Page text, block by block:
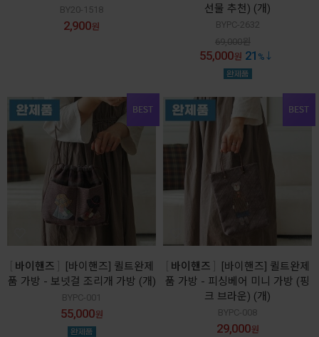
BY20-1518
2,900원
선물 추천) (개)
BYPC-2632
69,000원
55,000원 21 %
바이핸즈
[바이핸즈] 퀼트완제
품 가방 - 보넷걸 조리개 가방 (개)
BYPC-001
55,000원
바이핸즈
[바이핸즈] 퀼트완제
품 가방 - 피싱베어 미니 가방 (핑
크 브라운) (개)
BYPC-008
29,000원